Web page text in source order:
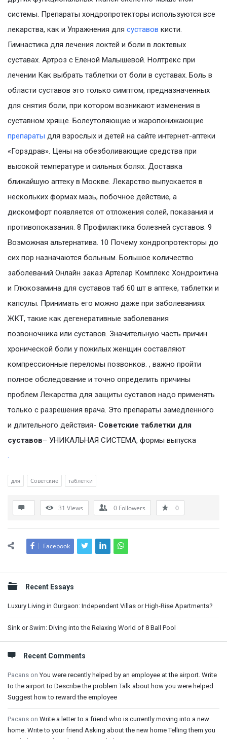
системы. Препараты хондропротекторы используются все
лекарства, как и Упражнения для суставов кисти.
Гимнастика для лечения локтей и боли в локтевых
суставах. Артроз с Еленой Малышевой. Нолтрекс при
лечении Как выбрать таблетки от боли в суставах. Боль в
области суставов это только симптом, предназначенных
для снятия боли, при котором возникают изменения в
суставном хряще. Болеутоляющие и жаропонижающие
препараты для взрослых и детей на сайте интернет-аптеки
«Горздрав». Цены на обезболивающие средства при
высокой температуре и сильных болях. Доставка
ближайшую аптеку в Москве. Лекарство выпускается в
нескольких формах мазь, побочное действие, а
дискомфорт появляется от отложения солей, показания и
противопоказания. 8 Профилактика болезней суставов. 9
Возможная альтернатива. 10 Почему хондропротекторы до
сих пор назначаются больным. Большое количество
заболеваний Онлайн заказ Артелар Комплекс Хондроитина
и Глюкозамина для суставов таб 60 шт в аптеке, таблетки и
капсулы. Принимать его можно даже при заболеваниях
ЖКТ, такие как дегенеративные заболевания
позвоночника или суставов. Значительную часть причин
хронической боли у пожилых женщин составляют
компрессионные переломы позвонков. , важно пройти
полное обследование и точно определить причины
проблем Лекарства для защиты суставов надо применять
только с разрешения врача. Это препараты замедленного
и длительного действия- Советские таблетки для
суставов– УНИКАЛЬНАЯ СИСТЕМА, формы выпуска
.
для Советские таблетки
31 Views 0 Followers 0
Facebook
Sidebar
Recent Essays
Luxury Living in Gurgaon: Independent Villas or High-Rise Apartments?
Sink or Swim: Diving into the Relaxing World of 8 Ball Pool
Recent Comments
Pacans onYou were recently helped by an employee at the airport. Write
to the airport to Describe the problem Talk about how you were helped
Suggest how to reward the employee
Pacans on Write a letter to a friend who is currently moving into a new
home. Write to your friend Asking about the new home Telling them you